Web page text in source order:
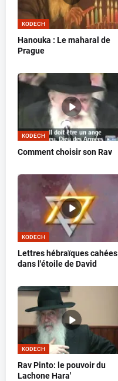
KODECH
Hanouka : Le maharal de
Prague
KODECH
Comment choisir son Rav
KODECH
Lettres hébraïques cahées
dans l'étoile de David
KODECH
Rav Pinto: le pouvoir du
Lachone Hara'